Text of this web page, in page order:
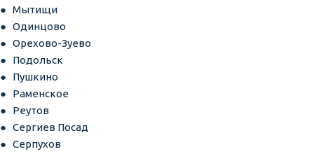
Мытищи
Одинцово
Орехово-Зуево
Подольск
Пушкино
Раменское
Реутов
Сергиев Посад
Серпухов